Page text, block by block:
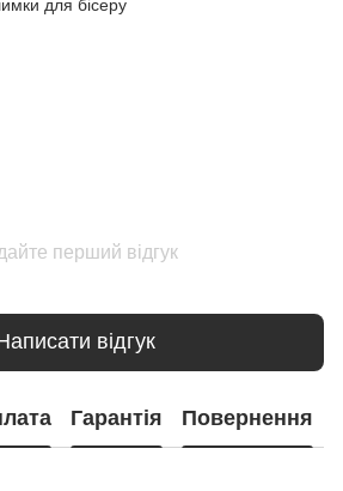
для бісеру
перший відгук
відгук
Гарантія Повернення